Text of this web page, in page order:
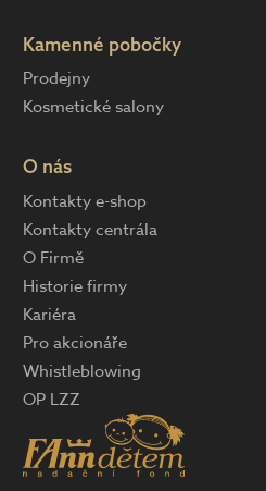
Kamenné pobočky
Prodejny
Kosmetické salony
O nás
Kontakty e-shop
Kontakty centrála
O Firmě
Historie firmy
Kariéra
Pro akcionáře
Whistleblowing
OP LZZ